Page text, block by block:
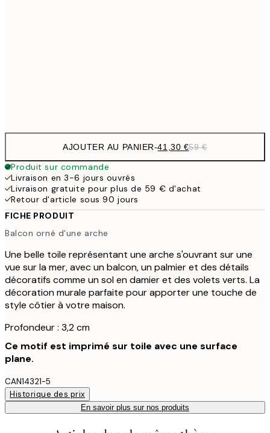
AJOUTER AU PANIER-41,30 €59 €
Produit sur commande
Livraison en 3-6 jours ouvrés
Livraison gratuite pour plus de 59 € d'achat
Retour d'article sous 90 jours
FICHE PRODUIT
Balcon orné d'une arche
Une belle toile représentant une arche s'ouvrant sur une
vue sur la mer, avec un balcon, un palmier et des détails
décoratifs comme un sol en damier et des volets verts. La
décoration murale parfaite pour apporter une touche de
style côtier à votre maison.
Profondeur : 3,2 cm
Ce motif est imprimé sur toile avec une surface
plane.
CAN14321-5
Historique des prix
En savoir plus sur nos produits